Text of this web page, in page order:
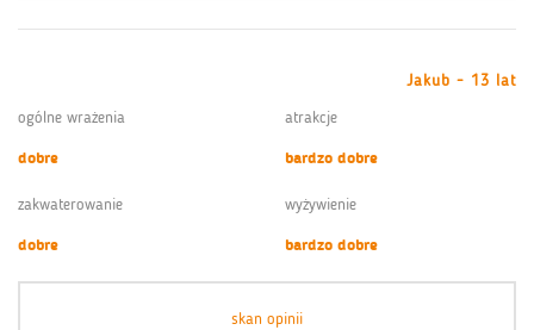
Jakub - 13 lat
ogólne wrażenia
dobre
atrakcje
bardzo dobre
zakwaterowanie
dobre
wyżywienie
bardzo dobre
skan opinii